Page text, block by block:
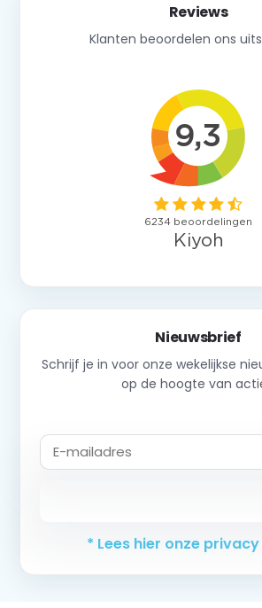
Reviews
Klanten beoordelen ons
Nieuwsbrief
Schrijf je in voor onze wekelijkse
op de hoogte van
* Lees hier onze